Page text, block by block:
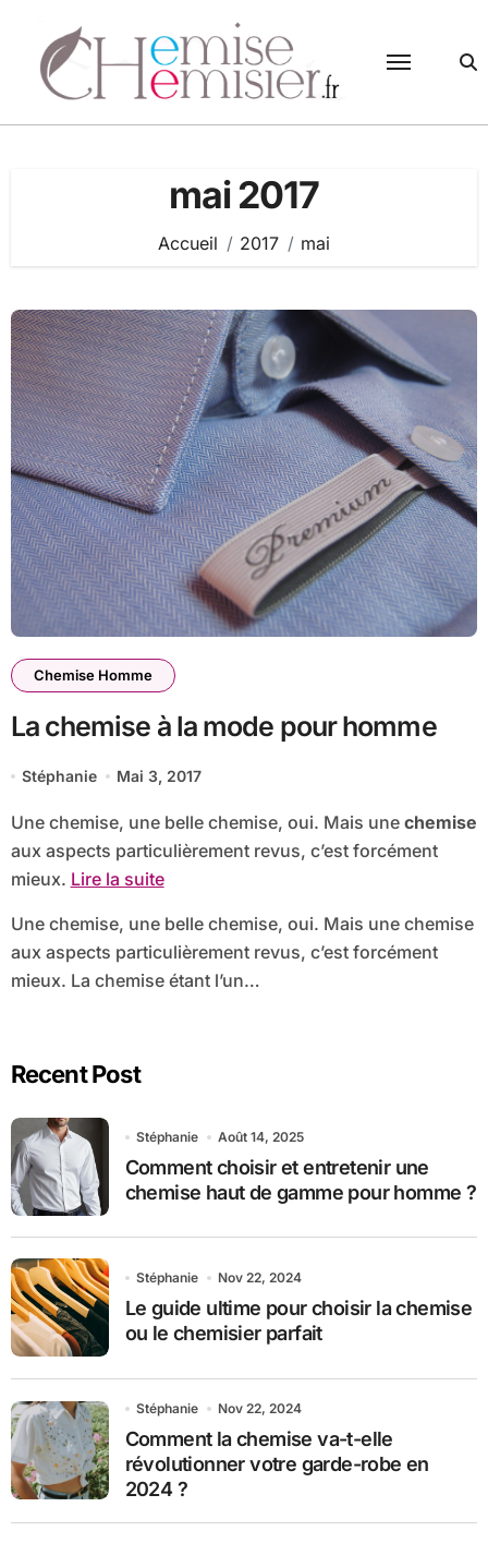
contenu
mai 2017
Accueil 2017 mai
Chemise Homme
La chemise à la mode pour homme
Stéphanie Mai 3, 2017
Une chemise, une belle chemise, oui. Mais une chemise
aux aspects particulièrement revus, c’est forcément
mieux. Lire la suite
Une chemise, une belle chemise, oui. Mais une chemise
aux aspects particulièrement revus, c’est forcément
mieux. La chemise étant l’un…
Recent Post
Stéphanie Août 14, 2025
Comment choisir et entretenir une
chemise haut de gamme pour homme ?
Stéphanie Nov 22, 2024
Le guide ultime pour choisir la chemise
ou le chemisier parfait
Stéphanie Nov 22, 2024
Comment la chemise va-t-elle
révolutionner votre garde-robe en
2024 ?